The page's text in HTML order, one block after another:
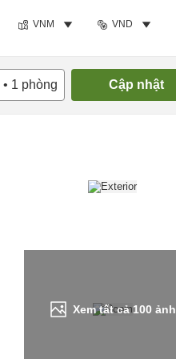
VNM VND
• 1 phòng Cập nhật
Xem tất cả100 ảnh
Tìm phòng trống